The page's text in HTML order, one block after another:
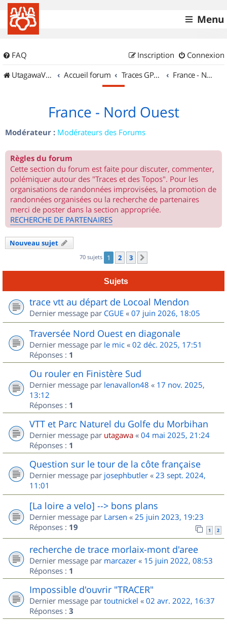
Menu
FAQ Connexion
Inscription
UtagawaVTT (Randos VTT et VTTAE avec traces GPS)
Accueil forum Traces GPS de randos VTT France - Nord Ouest
France - Nord Ouest
Modérateur : Modérateurs des Forums
Règles du forum
Cette section du forum est faite pour discuter, commenter,
polémiquer autour des "Traces et des Topos". Pour les
organisations de randonnées improvisées, la promotion de
randonnées organisées ou la recherche de partenaires
merci de poster dans la section appropriée.
RECHERCHE DE PARTENAIRES
Nouveau sujet
70 sujets 1 2 3
Sujets
trace vtt au départ de Locoal Mendon
Dernier message par CGUE « 07 juin 2026, 18:05
Traversée Nord Ouest en diagonale
Dernier message par le mic « 02 déc. 2025, 17:51
Réponses : 1
Ou rouler en Finistère Sud
Dernier message par lenavallon48 « 17 nov. 2025,
13:12
Réponses : 1
VTT et Parc Naturel du Golfe du Morbihan
Dernier message par utagawa « 04 mai 2025, 21:24
Réponses : 1
Question sur le tour de la côte française
Dernier message par josephbutler « 23 sept. 2024,
11:01
[La loire a velo] --> bons plans
Dernier message par Larsen « 25 juin 2023, 19:23
Réponses : 19 1 2
recherche de trace morlaix-mont d'aree
Dernier message par marcazer « 15 juin 2022, 08:53
Réponses : 1
Impossible d'ouvrir "TRACER"
Dernier message par toutnickel « 02 avr. 2022, 16:37
Réponses : 3